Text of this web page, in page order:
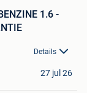
1.6 -
Details
27 jul 26